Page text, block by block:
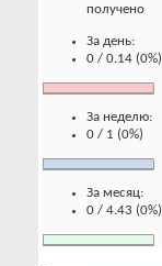
получено
За день:
0 / 0.14 (0%)
За неделю:
0 / 1 (0%)
За месяц:
0 / 4.43 (0%)